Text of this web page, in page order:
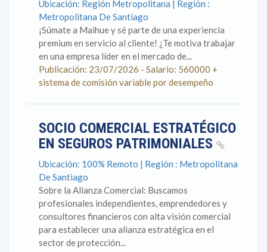
Ubicación: Región Metropolitana | Región :
Metropolitana De Santiago
¡Súmate a Maihue y sé parte de una experiencia
premium en servicio al cliente! ¿Te motiva trabajar
en una empresa líder en el mercado de...
Publicación: 23/07/2026 - Salario: 560000 +
sistema de comisión variable por desempeño
SOCIO COMERCIAL ESTRATÉGICO
EN SEGUROS PATRIMONIALES
Ubicación: 100% Remoto | Región : Metropolitana
De Santiago
Sobre la Alianza Comercial: Buscamos
profesionales independientes, emprendedores y
consultores financieros con alta visión comercial
para establecer una alianza estratégica en el
sector de protección...